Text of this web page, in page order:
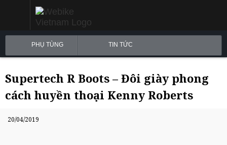
PHỤ TÙNG TIN TỨC
Supertech R Boots – Đôi giày phong
cách huyền thoại Kenny Roberts
20/04/2019